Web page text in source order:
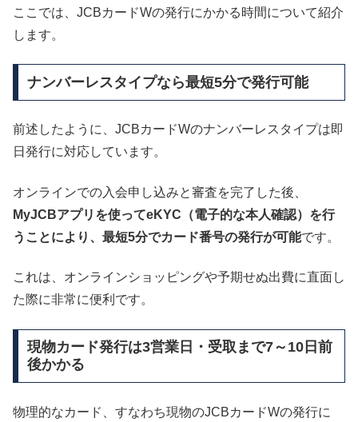
ここでは、JCBカードWの発行にかかる時間について紹介
します。
ナンバーレスタイプなら最短5分で発行可能
前述したように、JCBカードWのナンバーレスタイプは即
日発行に対応しています。
オンラインでの入会申し込みと審査を完了した後、
MyJCBアプリを使ってeKYC（電子的な本人確認）を行
うことにより、最短5分でカード番号の発行が可能です。
これは、オンラインショッピングや予期せぬ出費に直面し
た際に非常に便利です。
現物カード発行は3営業日・受取まで7～10日前
後かかる
物理的なカード、すなわち現物のJCBカードWの発行に